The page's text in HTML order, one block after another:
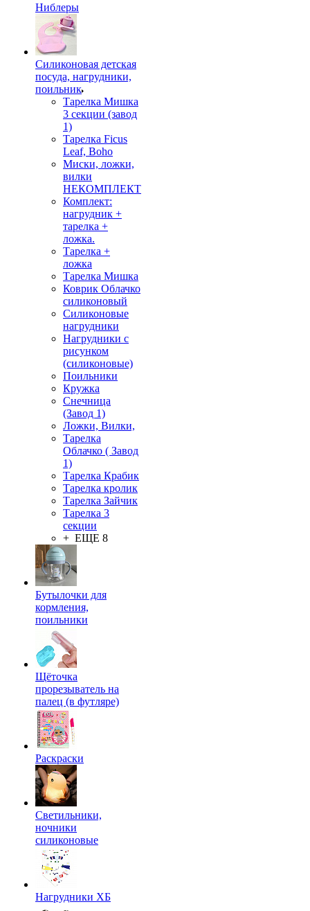
Ниблеры
Силиконовая детская
посуда, нагрудники,
поильник
Тарелка Мишка
3 секции (завод
1)
Тарелка Ficus
Leaf, Boho
Миски, ложки,
вилки
НЕКОМПЛЕКТ
Комплект:
нагрудник +
тарелка +
ложка.
Тарелка +
ложка
Тарелка Мишка
Коврик Облачко
силиконовый
Силиконовые
нагрудники
Нагрудники с
рисунком
(силиконовые)
Поильники
Кружка
Снечница
(Завод 1)
Ложки, Вилки,
Тарелка
Облачко ( Завод
1)
Тарелка Крабик
Тарелка кролик
Тарелка Зайчик
Тарелка 3
секции
+ ЕЩЕ 8
Бутылочки для
кормления,
поильники
Щёточка
прорезыватель на
палец (в футляре)
Раскраски
Светильники,
ночники
силиконовые
Нагрудники ХБ